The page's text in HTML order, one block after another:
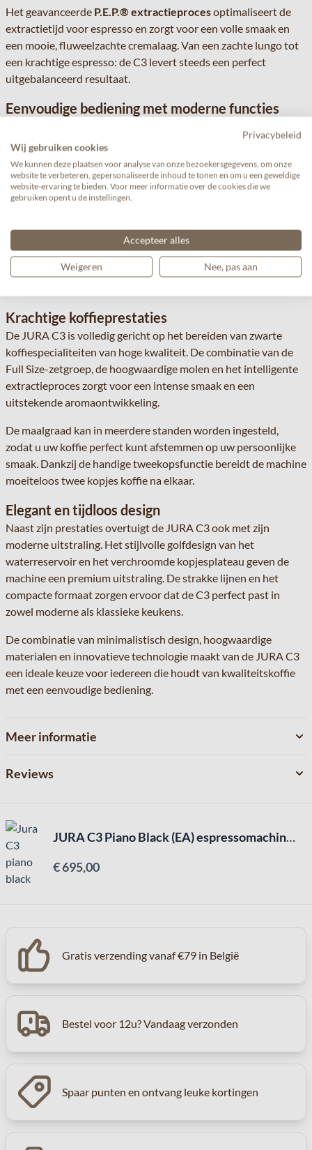
Het geavanceerde P.E.P.® extractieprocesoptimaliseert de
extractietijd voor espresso en zorgt voor een volle smaak en
een mooie, fluweelzachte cremalaag. Van een zachte lungo tot
een krachtige espresso: de C3 levert steeds een perfect
uitgebalanceerd resultaat.
Eenvoudige bediening met moderne functies
Via het overzichtelijke
met vier toetsen
kiest u snel en intuïtief uw favoriete koffiespecialiteit. Dankzij
deze minimalistische aanpak is de machine bijzonder
gebruiksvriendelijk.
J.O.E.® app. Hiermee past u eenvoudig
koffiesterkte, hoeveelheid water en temperatuur aan.
Daarnaast kunnen persoonlijke koffieprofielen opgeslagen
Krachtige koffieprestaties
De JURA C3 is volledig gericht op het bereiden van zwarte
koffiespecialiteiten van hoge kwaliteit. De combinatie van de
Full Size-zetgroep, de hoogwaardige molen en het intelligente
extractieproces zorgt voor een intense smaak en een
uitstekende aromaontwikkeling.
De maalgraad kan in meerdere standen worden ingesteld,
zodat u uw koffie perfect kunt afstemmen op uw persoonlijke
smaak. Dankzij de handige tweekopsfunctie bereidt de machine
moeiteloos twee kopjes koffie na elkaar.
Elegant en tijdloos design
Naast zijn prestaties overtuigt de JURA C3 ook met zijn
moderne uitstraling. Het stijlvolle golfdesign van het
waterreservoir en het verchroomde kopjesplateau geven de
machine een premium uitstraling. De strakke lijnen en het
compacte formaat zorgen ervoor dat de C3 perfect past in
zowel moderne als klassieke keukens.
De combinatie van minimalistisch design, hoogwaardige
materialen en innovatieve technologie maakt van de JURA C3
een ideale keuze voor iedereen die houdt van kwaliteitskoffie
met een eenvoudige bediening.
Meer informatie
Reviews
JURA C3 Piano Black (EA) espressomachine + Waardebon 25€
€ 695,00
Gratis verzending vanaf €79 in België
Bestel voor 12u? Vandaag verzonden
Spaar punten en ontvang leuke kortingen
Privacybeleid
Wij gebruiken cookies
We kunnen deze plaatsen voor analyse van onze bezoekersgegevens, om onze
website te verbeteren, gepersonaliseerde inhoud te tonen en om u een geweldige
website-ervaring te bieden. Voor meer informatie over de cookies die we
gebruiken opent u de instellingen.
Accepteer alles
Weigeren Nee, pas aan